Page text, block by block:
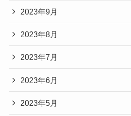
2023年9月
2023年8月
2023年7月
2023年6月
2023年5月